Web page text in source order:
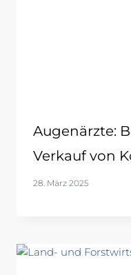
Augenärzte:
Verkauf von
28. März 2025